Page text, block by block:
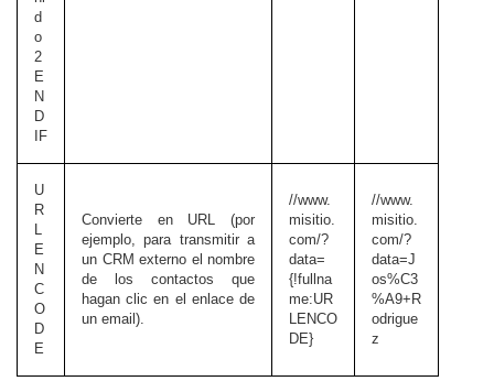
d
o
2
E
N
D
IF
U
R
L
E
N
C
O
D
E
Convierte en URL (por
ejemplo, para transmitir a
un CRM externo el nombre
de los contactos que
hagan clic en el enlace de
un email).
//www.
misitio.
com/?
data=
{!fullna
me:UR
LENCO
DE}
//www.
misitio.
com/?
data=J
os%C3
%A9+R
odrigue
z